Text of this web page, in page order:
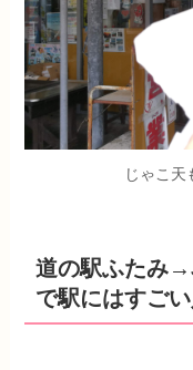
じゃこ天
道の駅ふたみ
で駅にはすごい